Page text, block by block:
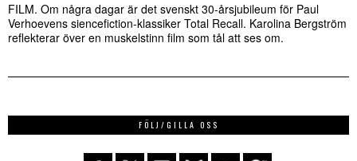
FILM. Om några dagar är det svenskt 30-årsjubileum för Paul
Verhoevens siencefiction-klassiker Total Recall. Karolina Bergström
reflekterar över en muskelstinn film som tål att ses om.
FÖLJ/GILLA OSS